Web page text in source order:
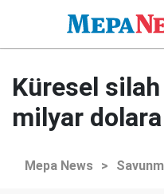
Küresel silah
milyar
Mepa News >